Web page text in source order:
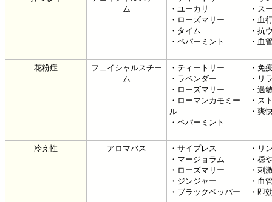
ム
・ユーカリ
・ローズマリー
・タイム
・ペパーミント
・ス
・血
・抗
・血
花粉症
フェイシャルスチー
ム
・ティートリー
・ラベンダー
・ローズマリー
・ローマンカモミー
ル
・ペパーミント
・免
・リ
・過
・ス
・爽
冷え性 アロマバス
・サイプレス
・マージョラム
・ローズマリー
・ジンジャー
・ブラックペッパー
・リ
・穏
・刺
・血
・即